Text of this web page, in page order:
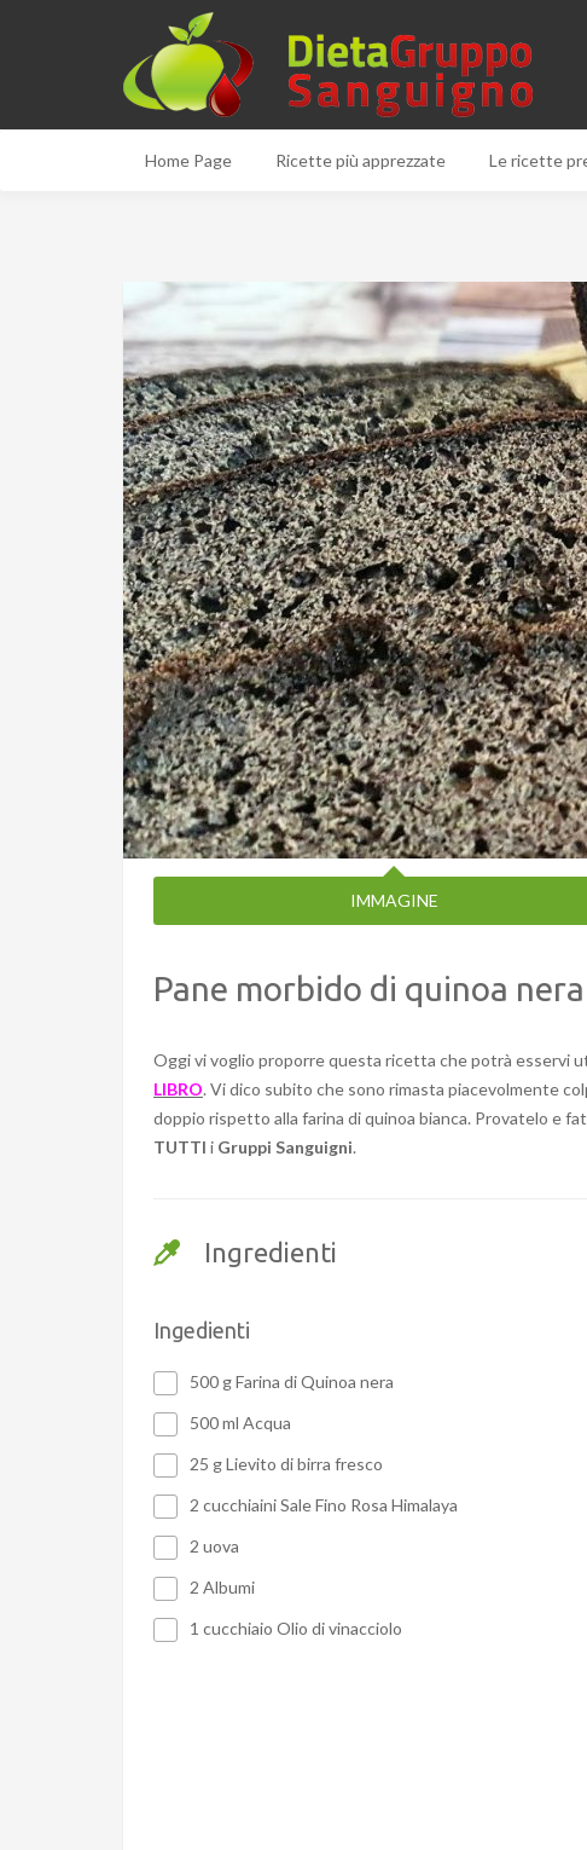
Home Page Ricette più apprezzate Le ricette
IMMAGINE
Pane morbido di quinoa nera
Oggi vi voglio proporre questa ricetta che potrà esservi
LIBRO. Vi dico subito che sono rimasta piacevolmente
doppio rispetto alla farina di quinoa bianca. Provatelo e
TUTTI i Gruppi Sanguigni.
Ingredienti
Ingedienti
500 g Farina di Quinoa nera
500 ml Acqua
25 g Lievito di birra fresco
2 cucchiaini Sale Fino Rosa Himalaya
2 uova
2 Albumi
1 cucchiaio Olio di vinacciolo